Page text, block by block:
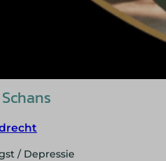
/ Depressie